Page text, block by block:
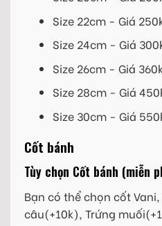
Size 22cm - Giá
Size 24cm - Giá
Size 26cm - Giá 360k
Size 28cm - Giá
Size 30cm - Giá
Cốt bánh
Tùy chọn Cốt bánh (miễn
Bạn có thể chọn cốt
câu(+10k), Trứng